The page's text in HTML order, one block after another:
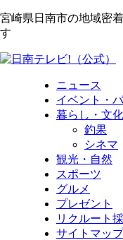
宮崎県日南市の地域密
す
ニュース
イベント・
暮らし・文化
釣果
シネマ
観光・自然
スポーツ
グルメ
プレゼント
リクルート
サイトマップ